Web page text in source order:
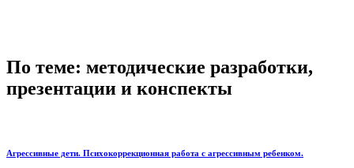
По теме: методические разработки,
презентации и конспекты
Агрессивные дети. Психокоррекционная работа с агрессивным ребенком.